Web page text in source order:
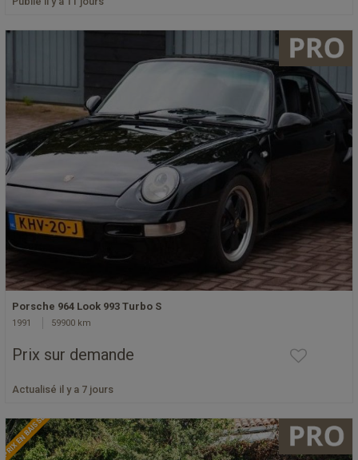
Porsche 964 Look 993 Turbo S
1991 59900 km
Prix sur demande
Actualisé il y a 7 jours
PRIX EN BAISSE